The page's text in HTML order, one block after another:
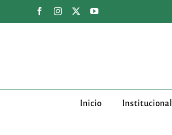
FacebookInstagram YouTube
Inicio Institucional